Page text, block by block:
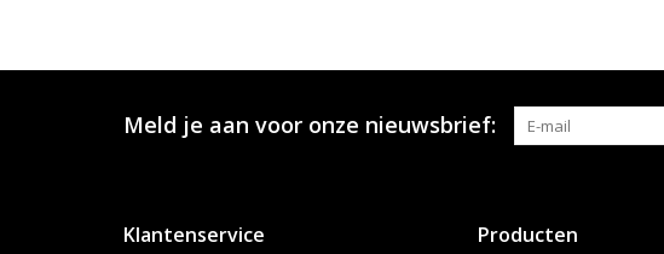
Meld je aan voor onze nieuwsbrief:
Klantenservice Producten